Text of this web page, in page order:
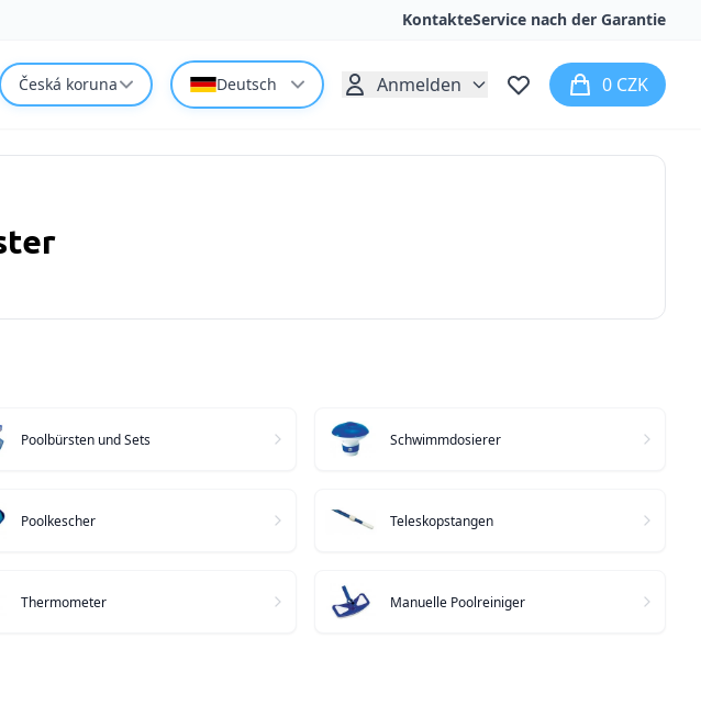
KontakteService nach der Garantie
Česká koruna Deutsch Anmelden 0 CZK
Poolbürsten und Sets Schwimmdosierer
Poolkescher Teleskopstangen
Thermometer Manuelle Poolreiniger